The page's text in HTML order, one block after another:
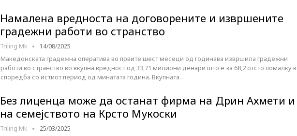
Намалена вредноста на договорените и извршените
градежни работи во странство
Triling Mk 14/08/2025
Македонската градежна оператива во првите шест месеци од годинава извршила градежни
работи во странство во вкупна вредност од 33,71 милиони денари што е за 68,2 отсто помалку
споредба со истиот период од минатата година. Вкупната…
Без лиценца може да останат фирма на Дрин Ахмети и
на семејството на Крсто Мукоски
Triling Mk 25/03/2025